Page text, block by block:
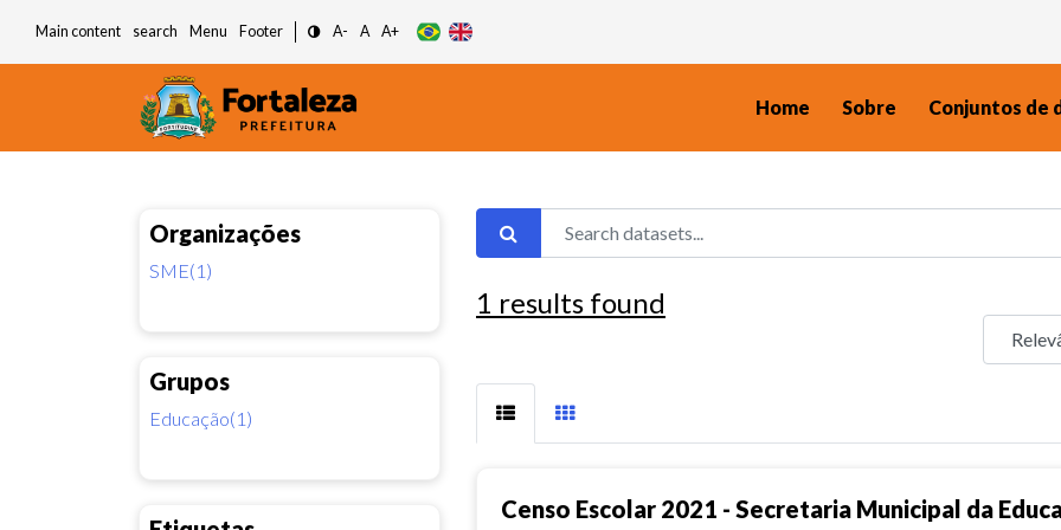
Main content search Menu Footer A- A A+
Home Sobre Conjuntos de
Organizações
SME(1)
Grupos
Educação(1)
1 results found
Censo Escolar 2021 - Secretaria Municipal da